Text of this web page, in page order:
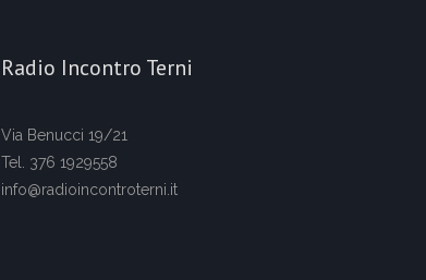
Radio Incontro Terni
Via Benucci 19/21
Tel. 376 1929558
info@radioincontroterni.it